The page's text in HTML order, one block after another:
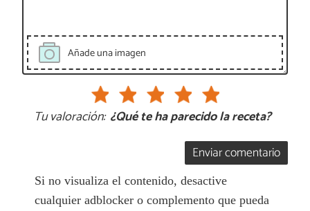
Añade una imagen
Tu valoración: ¿Qué te ha parecido la receta?
Enviar comentario
Si no visualiza el contenido, desactive
cualquier adblocker o complemento que pueda